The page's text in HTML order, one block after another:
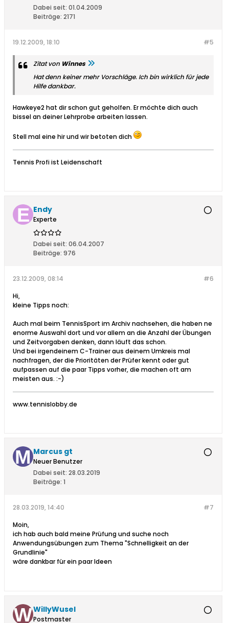
Dabei seit: 01.04.2009
Beiträge: 2171
#5
19.12.2009, 18:10
Zitat von Winnes
Hat denn keiner mehr Vorschläge. Ich bin wirklich für jede
Hilfe dankbar.
Hawkeye2 hat dir schon gut geholfen. Er möchte dich auch
bissel an deiner Lehrprobe arbeiten lassen.
Stell mal eine hir und wir betoten dich
Tennis Profi ist Leidenschaft
Endy
Experte
Dabei seit: 06.04.2007
Beiträge: 976
#6
23.12.2009, 08:14
Hi,
kleine Tipps noch:
Auch mal beim TennisSport im Archiv nachsehen, die haben ne
enorme Auswahl dort und vor allem an die Anzahl der Übungen
und Zeitvorgaben denken, dann läuft das schon.
Und bei irgendeinem C-Trainer aus deinem Umkreis mal
nachfragen, der die Prioritäten der Prüfer kennt oder gut
aufpassen auf die paar Tipps vorher, die machen oft am
meisten aus. :-)
www.tennislobby.de
Marcus gt
Neuer Benutzer
Dabei seit: 28.03.2019
Beiträge: 1
#7
28.03.2019, 14:40
Moin,
ich hab auch bald meine Prüfung und suche noch
Anwendungsübungen zum Thema "Schnelligkeit an der
Grundlinie"
wäre dankbar für ein paar Ideen
WillyWusel
Postmaster